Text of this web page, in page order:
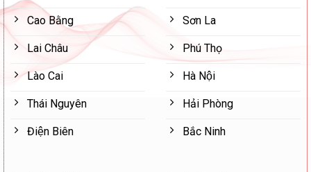
Cao Bằng
Lai Châu
Lào Cai
Thái Nguyên
Điện Biên
Sơn La
Phú Thọ
Hà Nội
Hải Phòng
Bắc Ninh